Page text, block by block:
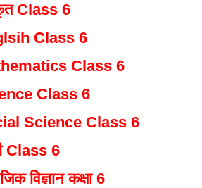
Class 6
Class 6
Class 6
Class 6
Science Class 6
Class 6
विज्ञान कक्षा 6